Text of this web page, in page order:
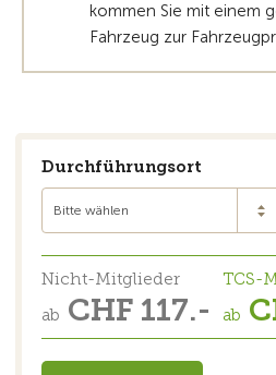
kommen Sie mit einem
Fahrzeug zur
Durchführungsort
Bitte wählen
Nicht-Mitglieder
ab CHF 117.-
TCS-
ab